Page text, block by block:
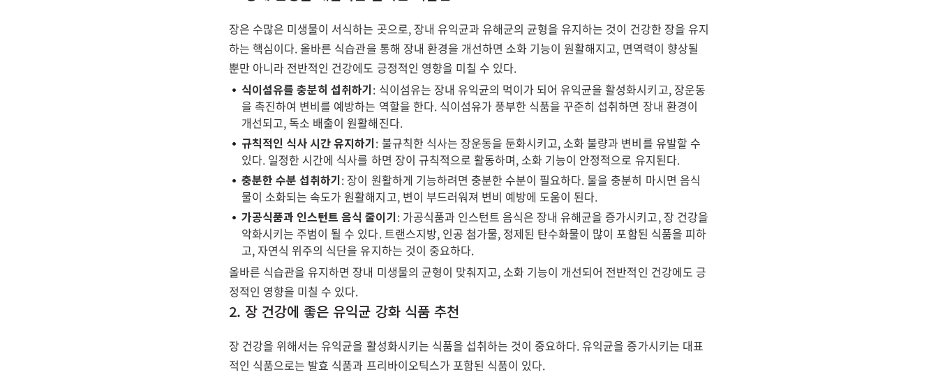
장은 수많은 미생물이 서식하는 곳으로, 장내 유익균과 유해균의 균형을 유지하는 것이 건강한 장을 유지
하는 핵심이다. 올바른 식습관을 통해 장내 환경을 개선하면 소화 기능이 원활해지고, 면역력이 향상될
뿐만 아니라 전반적인 건강에도 긍정적인 영향을 미칠 수 있다.
식이섬유를 충분히 섭취하기: 식이섬유는 장내 유익균의 먹이가 되어 유익균을 활성화시키고, 장운동
을 촉진하여 변비를 예방하는 역할을 한다. 식이섬유가 풍부한 식품을 꾸준히 섭취하면 장내 환경이
개선되고, 독소 배출이 원활해진다.
규칙적인 식사 시간 유지하기: 불규칙한 식사는 장운동을 둔화시키고, 소화 불량과 변비를 유발할 수
있다. 일정한 시간에 식사를 하면 장이 규칙적으로 활동하며, 소화 기능이 안정적으로 유지된다.
충분한 수분 섭취하기: 장이 원활하게 기능하려면 충분한 수분이 필요하다. 물을 충분히 마시면 음식
물이 소화되는 속도가 원활해지고, 변이 부드러워져 변비 예방에 도움이 된다.
가공식품과 인스턴트 음식 줄이기: 가공식품과 인스턴트 음식은 장내 유해균을 증가시키고, 장 건강을
악화시키는 주범이 될 수 있다. 트랜스지방, 인공 첨가물, 정제된 탄수화물이 많이 포함된 식품을 피하
고, 자연식 위주의 식단을 유지하는 것이 중요하다.
올바른 식습관을 유지하면 장내 미생물의 균형이 맞춰지고, 소화 기능이 개선되어 전반적인 건강에도 긍
정적인 영향을 미칠 수 있다.
2. 장 건강에 좋은 유익균 강화 식품 추천
장 건강을 위해서는 유익균을 활성화시키는 식품을 섭취하는 것이 중요하다. 유익균을 증가시키는 대표
적인 식품으로는 발효 식품과 프리바이오틱스가 포함된 식품이 있다.